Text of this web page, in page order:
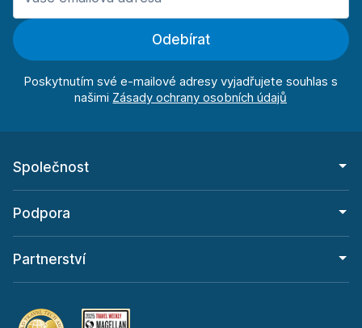
Odebírat
Poskytnutím své e-mailové adresy vyjadřujete souhlas s
našimi
Společnost
Podpora
Partnerství